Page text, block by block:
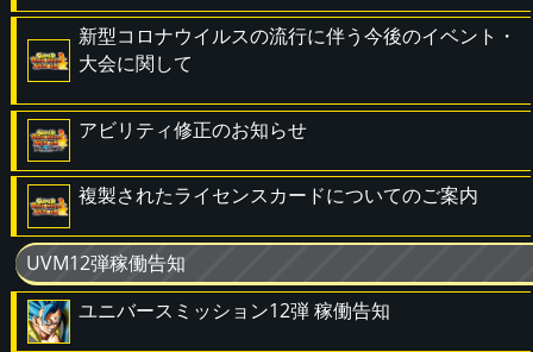
新型コロナウイルスの流行に伴う今後のイベント・
大会に関して
アビリティ修正のお知らせ
複製されたライセンスカードについてのご案内
UVM12弾稼働告知
ユニバースミッション12弾 稼働告知